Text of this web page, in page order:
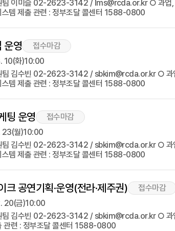
팀 이미슬 02-2623-3142 / lms@rcda.or.kr ○ 과
스템 제출 관련 : 정부조달 콜센터 1588-0800
운영
접수마감
10(화)10:00
팀 김수빈 02-2623-3142 / sbkim@rcda.or.kr ○
스템 제출 관련 : 정부조달 콜센터 1588-0800
팅 운영
접수마감
월)10:00
팀 김수빈 02-2623-3142 / sbkim@rcda.or.kr ○
스템 제출 관련 : 정부조달 콜센터 1588-0800
공연기획·운영(전라·제주권)
접수마감
20(금)10:00
팀 김수빈 02-2623-3142 / sbkim@rcda.or.kr ○
관련 : 정부조달 콜센터 1588-0800